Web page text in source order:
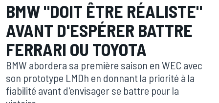
BMW "DOIT ÊTRE RÉALISTE"
AVANT D'ESPÉRER BATTRE
FERRARI OU TOYOTA
BMW abordera sa première saison en WEC avec
son prototype LMDh en donnant la priorité à la
fiabilité avant d'envisager se battre pour la